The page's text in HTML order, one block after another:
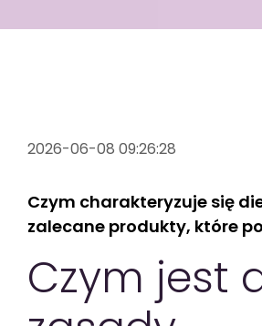
2026-06-08 09:26:28
Czym charakteryzuje się
zalecane produkty, które
Czym jest